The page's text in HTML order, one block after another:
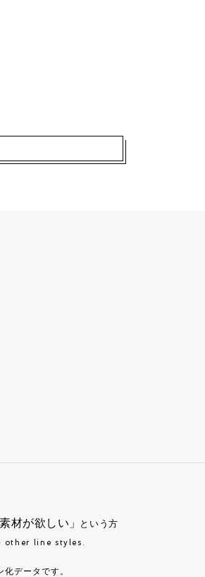
材が欲しい」 という方
other line styles.
データです。